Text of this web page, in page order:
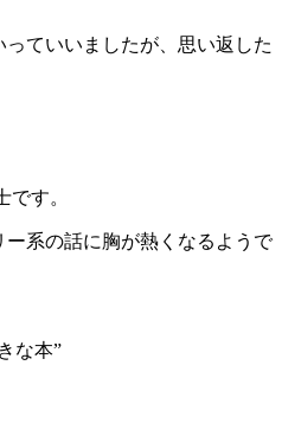
ていいましたが、思い返した
す。
系の話に胸が熱くなるようで
な本”